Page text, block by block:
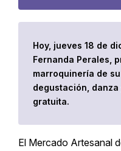
Hoy, jueves 18 de
Fernanda Perales,
marroquinería de
degustación, danza
gratuita.
El Mercado Artesanal